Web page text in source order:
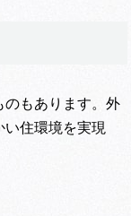
のもあります。外
住環境を実現